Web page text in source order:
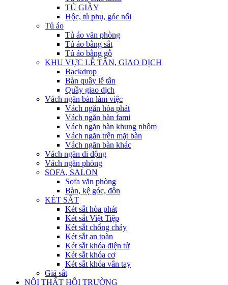
TỦ GIẦY
Hộc, tủ phụ, góc nối
Tủ áo
Tủ áo văn phòng
Tủ áo bằng sắt
Tủ áo bằng gỗ
KHU VỰC LỄ TÂN, GIAO DỊCH
Backdrop
Bàn quầy lễ tân
Quầy giao dịch
Vách ngăn bàn làm việc
Vách ngăn hòa phát
Vách ngăn bàn fami
Vách ngăn bàn khung nhôm
Vách ngăn trên mặt bàn
Vách ngăn bàn khác
Vách ngăn di động
Vách ngăn phòng
SOFA, SALON
Sofa văn phòng
Bàn, kệ góc, đôn
KÉT SẮT
Két sắt hòa phát
Két sắt Việt Tiệp
Két sắt chống cháy
Két sắt an toàn
Két sắt khóa điện tử
Két sắt khóa cơ
Két sắt khóa vân tay
Giá sắt
NỘI THẤT HỘI TRƯỜNG